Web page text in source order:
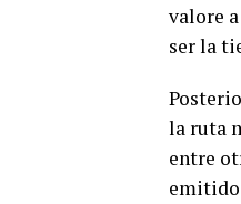
valore
ser la
la ruta
entre
emitido